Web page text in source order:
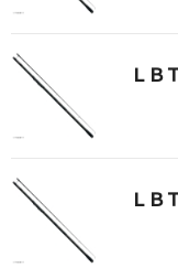
ＬＢ
ＬＢ